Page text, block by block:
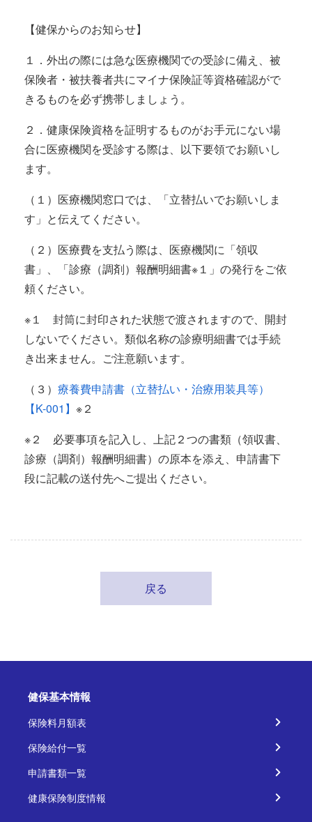
【健保からのお知らせ】
１．外出の際には急な医療機関での受診に備え、被
保険者・被扶養者共にマイナ保険証等資格確認がで
きるものを必ず携帯しましょう。
２．健康保険資格を証明するものがお手元にない場
合に医療機関を受診する際は、以下要領でお願いし
ます。
（１）医療機関窓口では、「立替払いでお願いしま
す」と伝えてください。
（２）医療費を支払う際は、医療機関に「領収
書」、「診療（調剤）報酬明細書※１」の発行をご依
頼ください。
※１ 封筒に封印された状態で渡されますので、開封
しないでください。類似名称の診療明細書では手続
き出来ません。ご注意願います。
（３） 療養費申請書（立替払い・治療用装具等）
【K-001】 ※２
※２ 必要事項を記入し、上記２つの書類（領収書、
診療（調剤）報酬明細書）の原本を添え、申請書下
段に記載の送付先へご提出ください。
戻る
健保基本情報
保険料月額表
保険給付一覧
申請書類一覧
健康保険制度情報